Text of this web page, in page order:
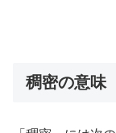
稠密の意味